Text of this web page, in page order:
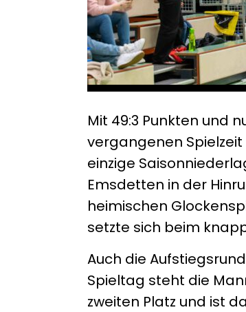
Mit 49:3 Punkten und
vergangenen
einzige
Emsdetten in der
heimischen
setzte sich beim
Auch die
Spieltag steht die
zweiten Platz und ist